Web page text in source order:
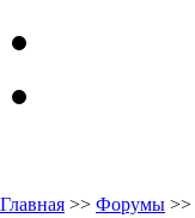
Главная >> Форумы >>